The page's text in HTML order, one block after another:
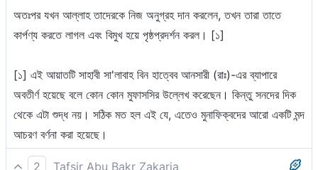
অতঃপর যখন আল্লাহ তাদেরকে নিজ অনুগ্রহ দান করলেন, তখন তারা তাতে
কার্পণ্য করতে লাগল এবং বিমুখ হয়ে পৃষ্ঠপ্রদর্শন করল। [১]
[১] এই আয়াতটি সাহাবী সা'লাবাহ বিন হাত্বেব আনসারী (রাঃ)-এর ব্যাপারে
অবতীর্ণ হয়েছে বলে কোন কোন মুফাসসির উল্লেখ করেছেন। কিন্তু সনদের দিক
থেকে এটা শুদ্ধ নয়। সঠিক মত হল এই যে, এতেও মুনাফিক্বদের আরো একটি মন্দ
আচরণ বর্ণনা করা হয়েছে।
2 Tafsir Abu Bakr Zakaria